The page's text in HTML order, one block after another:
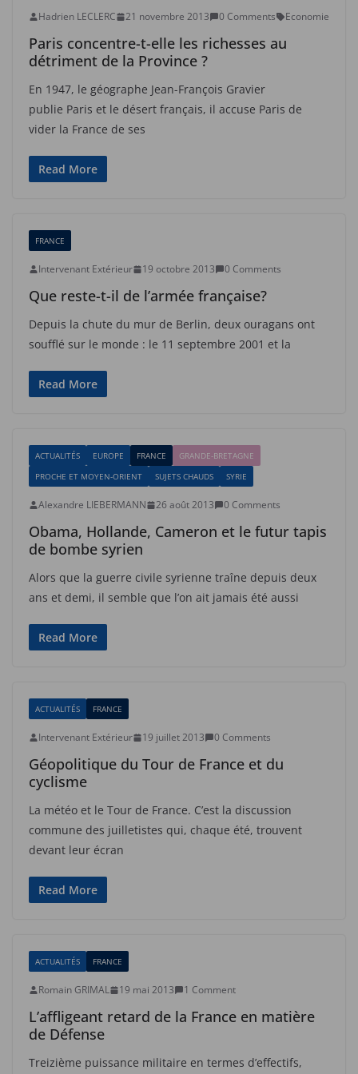
Hadrien LECLERC 21 novembre 2013 0 Comments Economie
Paris concentre-t-elle les richesses au
détriment de la Province ?
En 1947, le géographe Jean-François Gravier
publie Paris et le désert français, il accuse Paris de
vider la France de ses
Read More
FRANCE
Intervenant Extérieur 19 octobre 2013 0 Comments
Que reste-t-il de l’armée française?
Depuis la chute du mur de Berlin, deux ouragans ont
soufflé sur le monde : le 11 septembre 2001 et la
Read More
ACTUALITÉS EUROPE FRANCE
GRANDE-BRETAGNE
PROCHE ET MOYEN-ORIENT
SUJETS CHAUDS SYRIE
Alexandre LIEBERMANN 26 août 2013 0 Comments
Obama, Hollande, Cameron et le futur tapis
de bombe syrien
Alors que la guerre civile syrienne traîne depuis deux
ans et demi, il semble que l’on ait jamais été aussi
Read More
ACTUALITÉS FRANCE
Intervenant Extérieur 19 juillet 2013 0 Comments
Géopolitique du Tour de France et du
cyclisme
La météo et le Tour de France. C’est la discussion
commune des juilletistes qui, chaque été, trouvent
devant leur écran
Read More
ACTUALITÉS FRANCE
Romain GRIMAL 19 mai 2013 1 Comment
L’affligeant retard de la France en matière
de Défense
Treizième puissance militaire en termes d’effectifs,